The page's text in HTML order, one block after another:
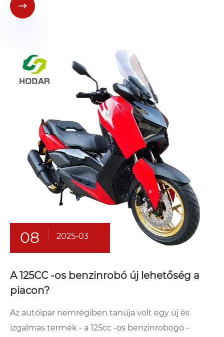

08 2025-03
A 125CC -os benzinrobó új lehetőség a
piacon?
Az autóipar nemrégiben tanúja volt egy új és
izgalmas termék - a 125cc -os benzinrobogó -